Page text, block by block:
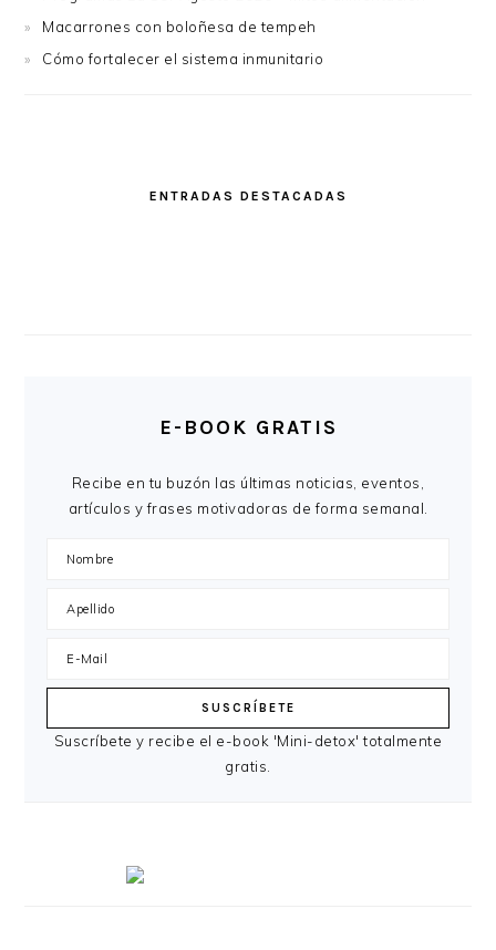
Macarrones con boloñesa de tempeh
Cómo fortalecer el sistema inmunitario
ENTRADAS DESTACADAS
E-BOOK GRATIS
Recibe en tu buzón las últimas noticias, eventos,
artículos y frases motivadoras de forma semanal.
Suscríbete y recibe el e-book 'Mini-detox' totalmente
gratis.